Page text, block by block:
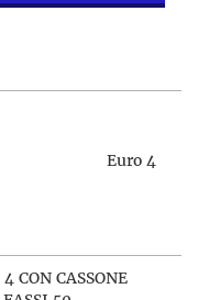
Euro 4
CON CASSONE